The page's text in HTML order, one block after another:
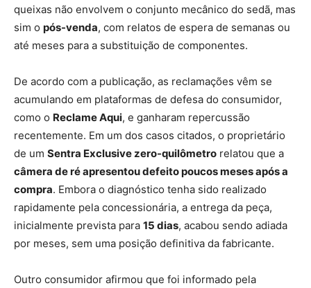
queixas não envolvem o conjunto mecânico do sedã, mas
sim o pós-venda, com relatos de espera de semanas ou
até meses para a substituição de componentes.
De acordo com a publicação, as reclamações vêm se
acumulando em plataformas de defesa do consumidor,
como o Reclame Aqui, e ganharam repercussão
recentemente. Em um dos casos citados, o proprietário
de um Sentra Exclusive zero-quilômetro relatou que a
câmera de ré apresentou defeito poucos meses após a
compra. Embora o diagnóstico tenha sido realizado
rapidamente pela concessionária, a entrega da peça,
inicialmente prevista para 15 dias, acabou sendo adiada
por meses, sem uma posição definitiva da fabricante.
Outro consumidor afirmou que foi informado pela